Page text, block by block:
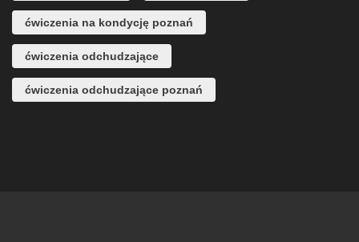
ćwiczenia na kondycję poznań
ćwiczenia odchudzające
ćwiczenia odchudzające poznań